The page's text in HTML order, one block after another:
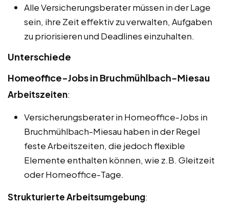
Alle Versicherungsberater müssen in der Lage
sein, ihre Zeit effektiv zu verwalten, Aufgaben
zu priorisieren und Deadlines einzuhalten.
Unterschiede
Homeoffice-Jobs in Bruchmühlbach-Miesau
Arbeitszeiten:
Versicherungsberater in Homeoffice-Jobs in
Bruchmühlbach-Miesau haben in der Regel
feste Arbeitszeiten, die jedoch flexible
Elemente enthalten können, wie z.B. Gleitzeit
oder Homeoffice-Tage.
Strukturierte Arbeitsumgebung: